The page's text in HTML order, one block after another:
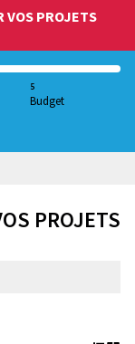
VOS PROJETS
5
Budget
PROJETS